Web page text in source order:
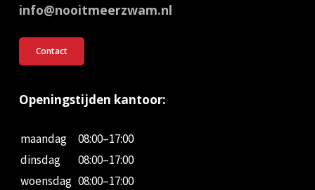
info@nooitmeerzwam.nl
Contact
Openingstijden kantoor:
maandag
08:00–17:00
dinsdag
08:00–17:00
woensdag 08:00–17:00